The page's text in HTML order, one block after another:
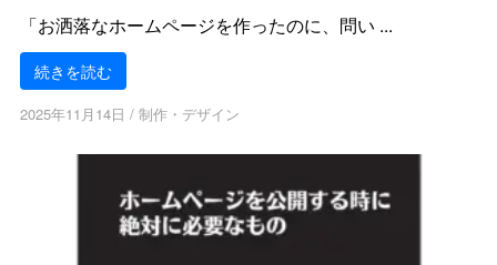
「お洒落なホームページを作ったのに、問い ...
続きを読む
2025年11月14日 / 制作・デザイン